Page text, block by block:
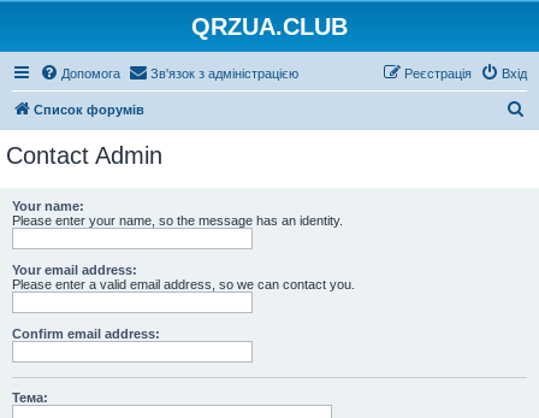
QRZUA.CLUB
Допомога Зв'язок з адміністрацією Вхід
Реєстрація
Список форумів
Contact Admin
Your name:
Please enter your name, so the message has an identity.
Your email address:
Please enter a valid email address, so we can contact you.
Confirm email address:
Тема: